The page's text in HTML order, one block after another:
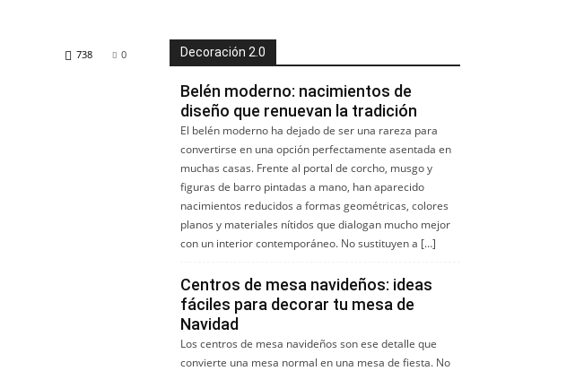
0
738 Decoración 2.0
Belén moderno: nacimientos de
diseño que renuevan la tradición
El belén moderno ha dejado de ser una rareza para
convertirse en una opción perfectamente asentada en
muchas casas. Frente al portal de corcho, musgo y
figuras de barro pintadas a mano, han aparecido
nacimientos reducidos a formas geométricas, colores
planos y materiales nítidos que dialogan mucho mejor
con un interior contemporáneo. No sustituyen a […]
Centros de mesa navideños: ideas
fáciles para decorar tu mesa de
Navidad
Los centros de mesa navideños son ese detalle que
convierte una mesa normal en una mesa de fiesta. No